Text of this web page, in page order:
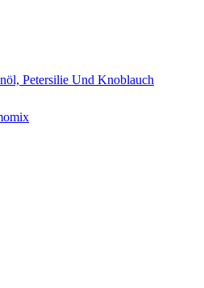
Petersilie Und Knoblauch